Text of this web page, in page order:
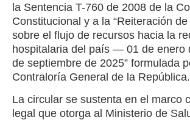
la Sentencia T-760 de 2008 de la
Constitucional y a la “Reiteración
sobre el flujo de recursos hacia la
hospitalaria del país — 01 de enero
de septiembre de 2025” formulada
Contraloría General de la República.
La circular se sustenta en el marco
legal que otorga al Ministerio de